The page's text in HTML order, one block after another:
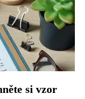
si vzor